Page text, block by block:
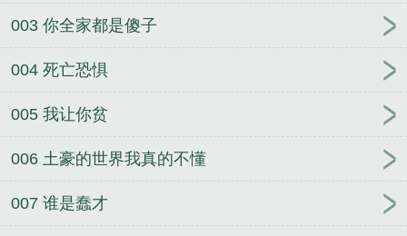
003 你全家都是傻子
004 死亡恐惧
005 我让你贫
006 土豪的世界我真的不懂
007 谁是蠢才